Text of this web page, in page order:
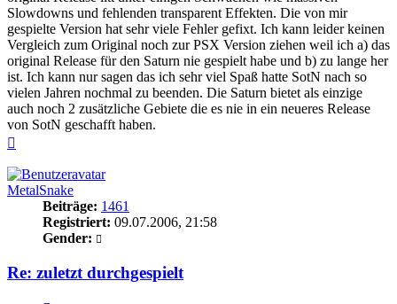
Slowdowns und fehlenden transparent Effekten. Die von mir
gespielte Version hat sehr viele Fehler gefixt. Ich kann leider keinen
Vergleich zum Original noch zur PSX Version ziehen weil ich a) das
original Release für den Saturn nie gespielt habe und b) zu lange her
ist. Ich kann nur sagen das ich sehr viel Spaß hatte SotN nach so
vielen Jahren nochmal zu beenden. Die Saturn bietet als einzige
auch noch 2 zusätzliche Gebiete die es nie in ein neueres Release
von SotN geschafft haben.
MetalSnake
Beiträge: 1461
Registriert: 09.07.2006, 21:58
Gender:
Re: zuletzt durchgespielt